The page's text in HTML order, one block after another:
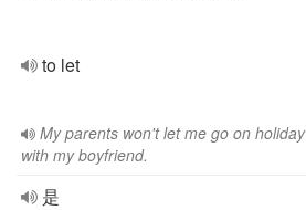
to let
My parents won't let me go on holiday
with my boyfriend.
是